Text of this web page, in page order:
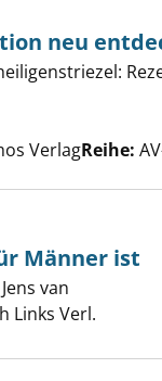
neu
neu
VerlagReihe:
gut für Männer
Männer ist
van
Links Verl.